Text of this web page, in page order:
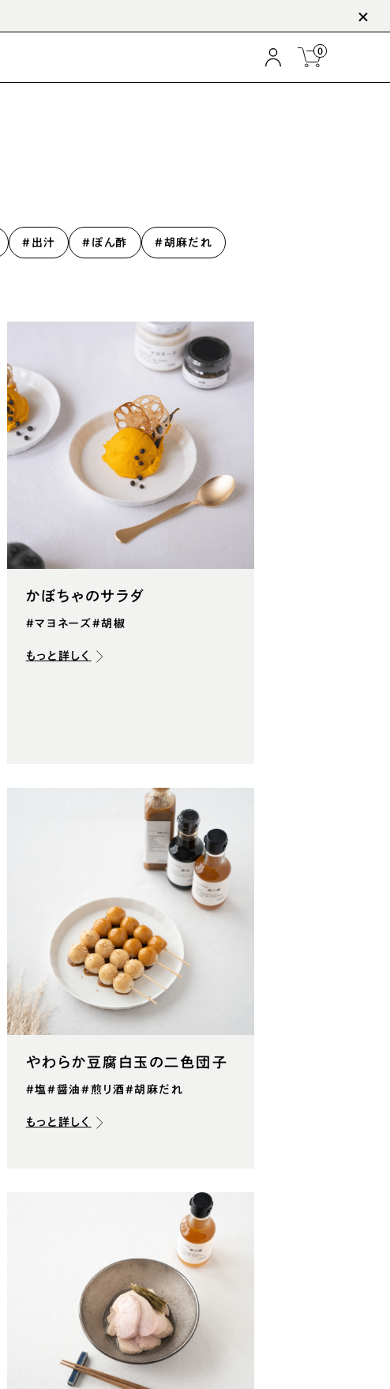
税抜10,000円以上のご購入で送料無
0
#出汁 #ぽん酢 #胡麻だれ
かぼちゃのサラダ
#マヨネーズ #胡椒
もっと詳しく
やわらか豆腐白玉の二色団子
#塩#醤油#煎り酒 #胡麻だれ
もっと詳しく